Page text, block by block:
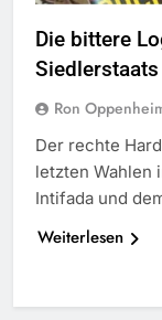
Die bittere
Siedlerstaats
Ron
Der rechte
letzten Wahlen
Intifada und
Weiterlesen